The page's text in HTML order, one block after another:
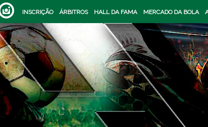
INSCRIÇÃO ÁRBITROS HALL DA FAMA MERCADO DA BOLA